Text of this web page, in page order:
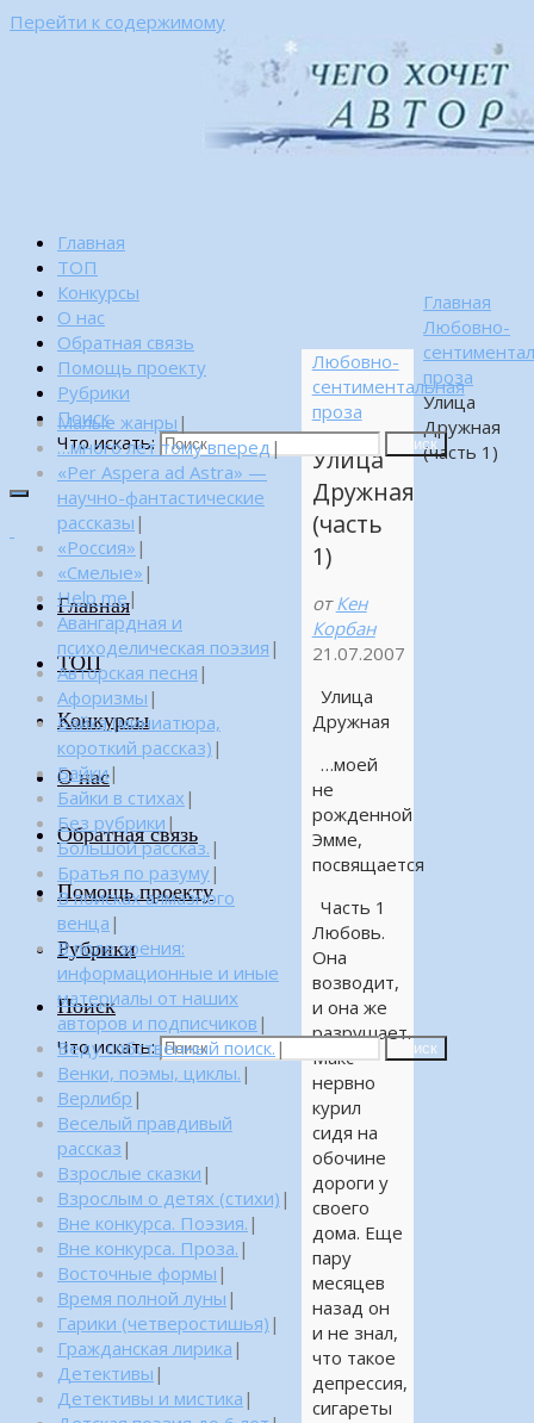
Перейти к содержимому
Главная
ТОП
Конкурсы
О нас
Обратная связь
Помощь проекту
Рубрики
Поиск
Что искать:
Поиск
Главная
ТОП
Конкурсы
О нас
Обратная связь
Помощь проекту
Рубрики
Поиск
Что искать: Поиск
Главная
Любовно-
проза
Улица
Дружная
(часть 1)
Любовно-
сентиментальная
проза
Улица
Дружная
(часть
1)
от Кен
Корбан
21.07.2007
Улица
Дружная
…моей
не
рожденной
Эмме,
посвящается
Часть 1
Любовь.
Она
возводит,
и она же
разрушает.
Макс
нервно
курил
сидя на
обочине
дороги у
своего
дома. Еще
пару
месяцев
назад он
и не знал,
что такое
депрессия,
сигареты
Малые жанры |
…много лет тому вперед |
«Per Aspera ad Astra» —
научно-фантастические
рассказы |
«Россия» |
«Смелые» |
Help me|
Авангардная и
психоделическая поэзия |
Авторская песня |
Афоризмы |
Байка (миниатюра,
короткий рассказ) |
Байки|
Байки в стихах |
Без рубрики |
Большой рассказ. |
Братья по разуму|
В поисках алмазного
венца |
В поле зрения:
информационные и иные
материалы от наших
авторов и подписчиков |
Веду собственный поиск. |
Венки, поэмы, циклы. |
Верлибр |
Веселый правдивый
рассказ |
Взрослые сказки |
Взрослым о детях (стихи) |
Вне конкурса. Поэзия. |
Вне конкурса. Проза. |
Восточные формы |
Время полной луны |
Гарики (четверостишья) |
Гражданская лирика |
Детективы |
Детективы и мистика |